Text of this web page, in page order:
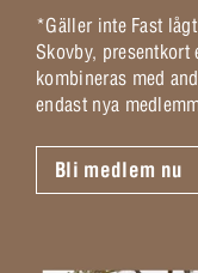
*Gäller inte Fast
Skovby, presentkort
kombineras med
endast nya
Bli medlem nu